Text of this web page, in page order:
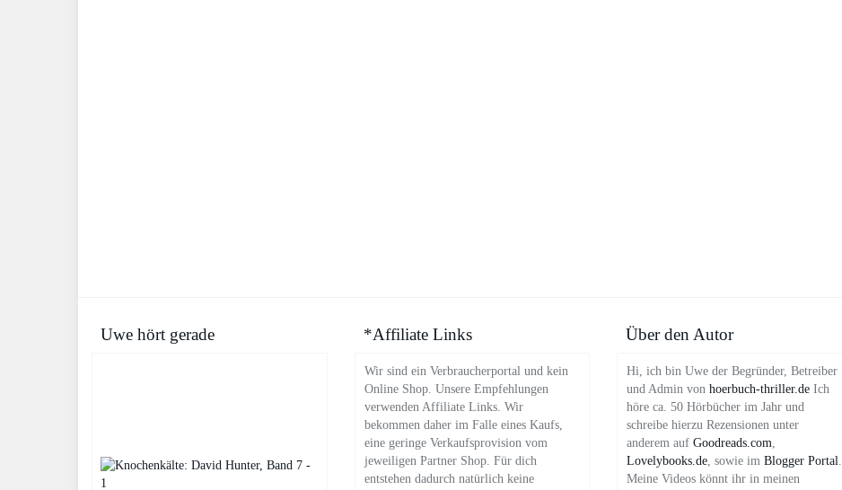
Uwe hört gerade *Affiliate Links
Wir sind ein Verbraucherportal und kein
Online Shop. Unsere Empfehlungen
verwenden Affiliate Links. Wir
bekommen daher im Falle eines Kaufs,
eine geringe Verkaufsprovision vom
jeweiligen Partner Shop. Für dich
entstehen dadurch natürlich keine
Über den Autor
Hi, ich bin Uwe der Begründer, Betreiber
und Admin von hoerbuch-thriller.de Ich
höre ca. 50 Hörbücher im Jahr und
schreibe hierzu Rezensionen unter
anderem auf Goodreads.com,
Lovelybooks.de, sowie im Blogger Portal.
Meine Videos könnt ihr in meinen